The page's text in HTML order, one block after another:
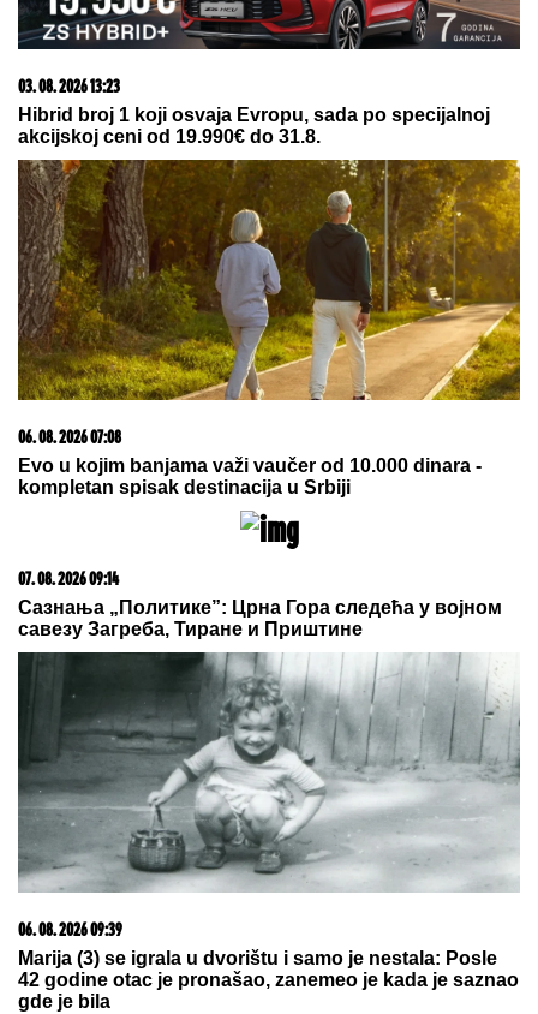
03. 08. 2026 13:23
Hibrid broj 1 koji osvaja Evropu, sada po specijalnoj
akcijskoj ceni od 19.990€ do 31.8.
06. 08. 2026 07:08
Evo u kojim banjama važi vaučer od 10.000 dinara -
kompletan spisak destinacija u Srbiji
07. 08. 2026 09:14
Сазнања „Политике”: Црна Гора следећа у војном
савезу Загреба, Тиране и Приштине
06. 08. 2026 09:39
Marija (3) se igrala u dvorištu i samo je nestala: Posle
42 godine otac je pronašao, zanemeo je kada je saznao
gde je bila